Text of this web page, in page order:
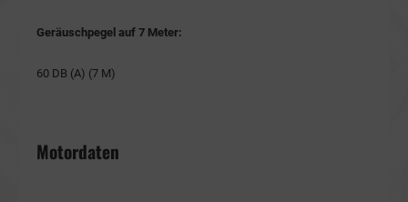
Geräuschpegel auf 7 Meter:
60 DB (A) (7 M)
Motordaten